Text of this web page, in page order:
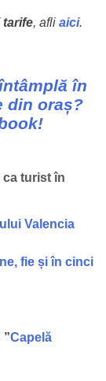
tarife, afli aici.
în
din oraș?
!
ca turist în
Valencia
fie și în cinci
”Capelă